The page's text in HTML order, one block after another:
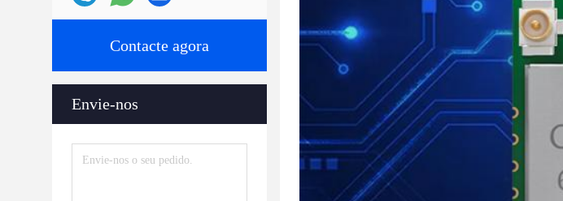
Contacte agora
Envie-nos